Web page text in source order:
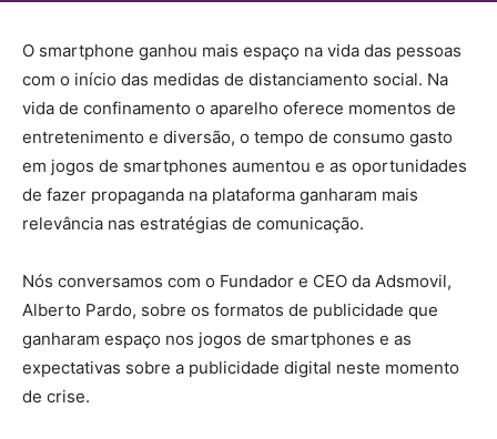
O smartphone ganhou mais espaço na vida das pessoas
com o início das medidas de distanciamento social. Na
vida de confinamento o aparelho oferece momentos de
entretenimento e diversão, o tempo de consumo gasto
em jogos de smartphones aumentou e as oportunidades
de fazer propaganda na plataforma ganharam mais
relevância nas estratégias de comunicação.
Nós conversamos com o Fundador e CEO da Adsmovil,
Alberto Pardo, sobre os formatos de publicidade que
ganharam espaço nos jogos de smartphones e as
expectativas sobre a publicidade digital neste momento
de crise.